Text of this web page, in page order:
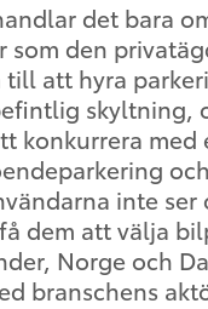
det bara
som den
till att hyra
skyltning,
konkurrera
inte
dem att välja
Norge och
branschens